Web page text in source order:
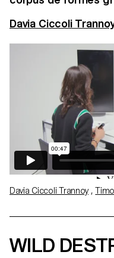
Davia Ciccoli
Davia Ciccoli Trannoy,
WILD